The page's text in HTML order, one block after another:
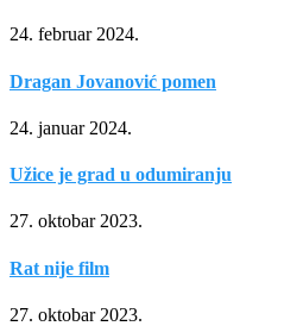
24. februar 2024.
Dragan Jovanović pomen
24. januar 2024.
Užice je grad u odumiranju
27. oktobar 2023.
Rat nije film
27. oktobar 2023.